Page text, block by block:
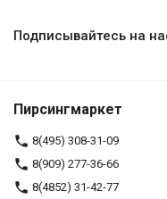
Кафф
Подписывайтесь на
Пирсингмаркет
8(495) 308-31-09
8(909) 277-36-66
8(4852) 31-42-77